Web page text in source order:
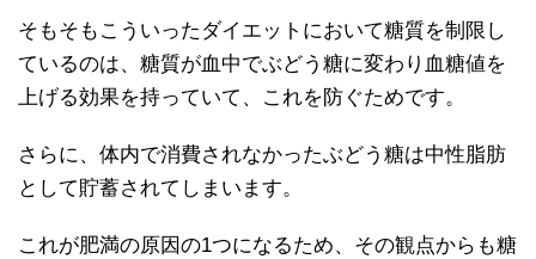
そもそもこういったダイエットにおいて糖質を制限し
ているのは、糖質が血中でぶどう糖に変わり血糖値を
上げる効果を持っていて、これを防ぐためです。
さらに、体内で消費されなかったぶどう糖は中性脂肪
として貯蓄されてしまいます。
これが肥満の原因の1つになるため、その観点からも糖